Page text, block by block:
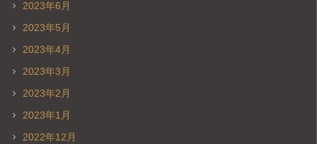
2023年6月
2023年5月
2023年4月
2023年3月
2023年2月
2023年1月
2022年12月